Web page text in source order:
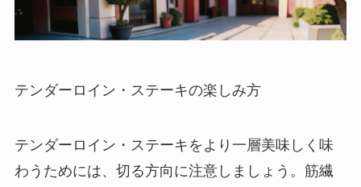
テンダーロイン・ステーキの楽しみ方
テンダーロイン・ステーキをより一層美味しく味
わうためには、切る方向に注意しましょう。筋繊